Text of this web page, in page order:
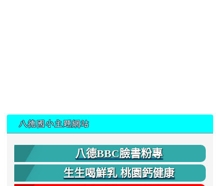
八德國小主題網站
八德BBC臉書粉專
生生喝鮮乳 桃園鈣健康